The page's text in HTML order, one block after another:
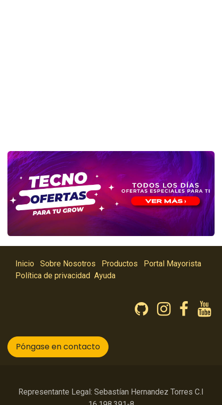
Inicio Sobre Nosotros Productos
Portal Mayorista
Política de privacidad Ayuda
Póngase en contacto
Representante Legal: Sebastían Hernandez Torres C.I